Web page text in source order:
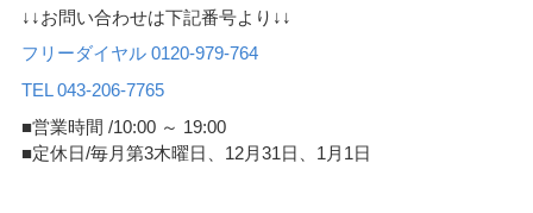
↓↓お問い合わせは下記番号より↓↓
フリーダイヤル 0120-979-764
TEL 043-206-7765
■営業時間 /10:00 ～ 19:00
■定休日/毎月第3木曜日、12月31日、1月1日